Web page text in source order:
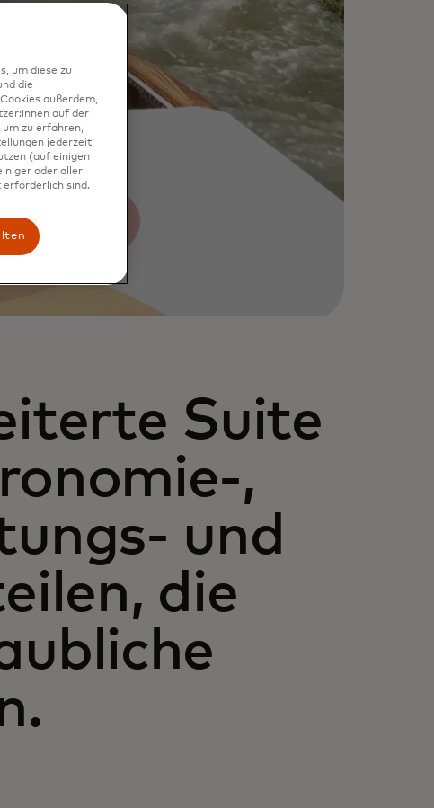
Suite
,
und
die
um diese zu
die
außerdem,
auf der
zu erfahren,
jederzeit
(auf einigen
oder aller
erforderlich sind.